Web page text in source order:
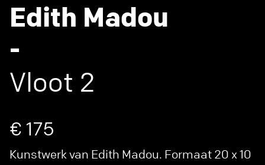
Edith Madou
-
Vloot 2
€ 175
Kunstwerk van Edith Madou. Formaat 20 x 10